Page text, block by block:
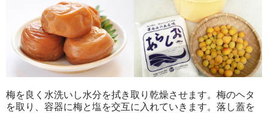
梅を良く水洗いし水分を拭き取り乾燥させます。梅のヘタ
を取り、容器に梅と塩を交互に入れていきます。落し蓋を